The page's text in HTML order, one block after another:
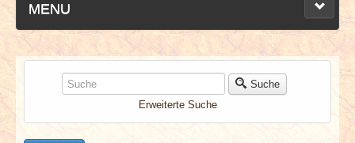
MENU
NEUESTE ARTIKEL
NEWS & DATES
Suche
Erweiterte Suche